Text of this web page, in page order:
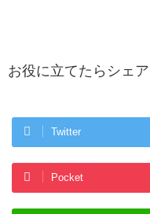
お役に立てたらシェ
Twitter
Pocket